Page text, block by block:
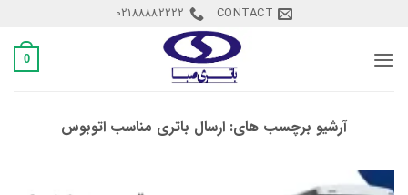
content
CONTACT
02188882222
0
آرشیو برچسب های: ارسال باتری مناسب اتوبوس